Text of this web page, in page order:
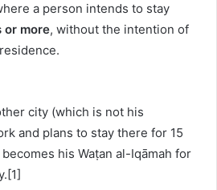
a person intends to stay
or more, without the intention of
city (which is not his
and plans to stay there for 15
his Waṭan al-Iqāmah for